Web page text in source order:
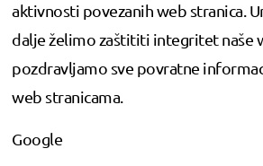
aktivnosti povezanih web stranica.
dalje želimo zaštititi integritet naše
pozdravljamo sve povratne
web stranicama.
Google